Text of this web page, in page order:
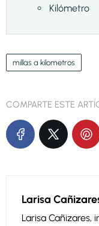
Kilómetro
millas a kilometros
COMPARTE ESTE
Larisa
Larisa Cañizares,